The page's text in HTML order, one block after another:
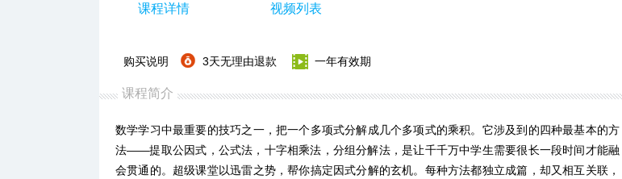
课程详情 视频列表
购买说明 3天无理由退款 一年有效期
课程简介
数学学习中最重要的技巧之一，把一个多项式分解成几个多项式的乘积。它涉及到的四种最基本的方
法——提取公因式，公式法，十字相乘法，分组分解法，是让千千万中学生需要很长一段时间才能融
会贯通的。超级课堂以迅雷之势，帮你搞定因式分解的玄机。每种方法都独立成篇，却又相互关联，